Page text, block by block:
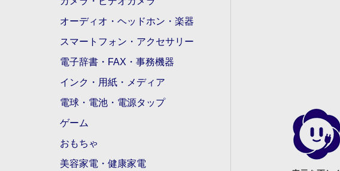
オーディオ・ヘッドホン・楽器
スマートフォン・アクセサリー
電子辞書・FAX・事務機器
インク・用紙・メディア
電球・電池・電源タップ
ゲーム
おもちゃ
美容家電・健康家電